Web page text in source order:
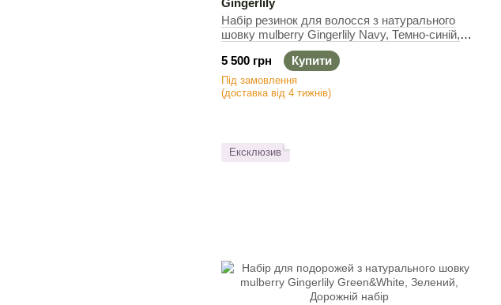
Gingerlily
Набір резинок для волосся з натурального
шовку mulberry Gingerlily Navy, Темно-синій,
Набір резинок для волосся
5 500 грн
Купити
Під замовлення
(доставка від 4 тижнів)
Ексклюзив